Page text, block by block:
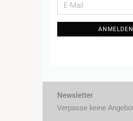
ZUR
NEWSLETTER-
ANMELDUNG
E-
Mail
ANMELDEN
Newsletter
Verpasse keine